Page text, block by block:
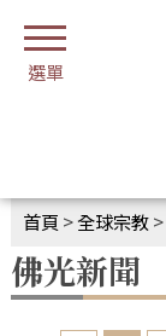
首頁 >全球宗教>
佛光新聞